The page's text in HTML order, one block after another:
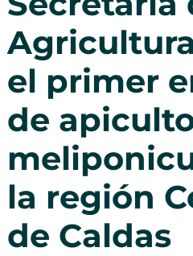
el primer
de
la región
de Caldas